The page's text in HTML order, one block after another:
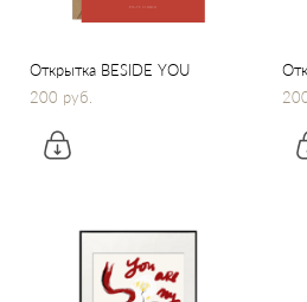
Открытка BESIDE YOU
200 pуб.